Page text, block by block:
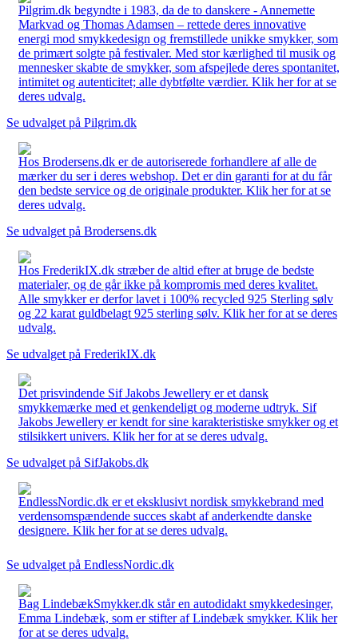
Pilgrim.dk begyndte i 1983, da de to danskere - Annemette
Markvad og Thomas Adamsen – rettede deres innovative
energi mod smykkedesign og fremstillede unikke smykker, som
de primært solgte på festivaler. Med stor kærlighed til musik og
mennesker skabte de smykker, som afspejlede deres spontanitet,
intimitet og autenticitet; alle dybtfølte værdier. Klik her for at se
deres udvalg.
Se udvalget på Pilgrim.dk
Hos Brodersens.dk er de autoriserede forhandlere af alle de
mærker du ser i deres webshop. Det er din garanti for at du får
den bedste service og de originale produkter. Klik her for at se
deres udvalg.
Se udvalget på Brodersens.dk
Hos FrederikIX.dk stræber de altid efter at bruge de bedste
materialer, og de går ikke på kompromis med deres kvalitet.
Alle smykker er derfor lavet i 100% recycled 925 Sterling sølv
og 22 karat guldbelagt 925 sterling sølv. Klik her for at se deres
udvalg.
Se udvalget på FrederikIX.dk
Det prisvindende Sif Jakobs Jewellery er et dansk
smykkemærke med et genkendeligt og moderne udtryk. Sif
Jakobs Jewellery er kendt for sine karakteristiske smykker og et
stilsikkert univers. Klik her for at se deres udvalg.
Se udvalget på SifJakobs.dk
EndlessNordic.dk er et eksklusivt nordisk smykkebrand med
verdensomspændende succes skabt af anderkendte danske
designere. Klik her for at se deres udvalg.
Se udvalget på EndlessNordic.dk
Bag LindebækSmykker.dk står en autodidakt smykkedesinger,
Emma Lindebæk, som er stifter af Lindebæk smykker. Klik her
for at se deres udvalg.